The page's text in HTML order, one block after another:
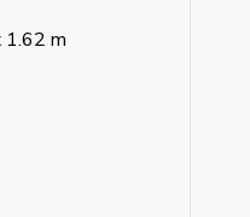
1.62 m